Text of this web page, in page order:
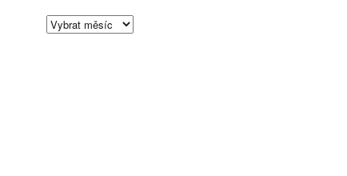
Archivy